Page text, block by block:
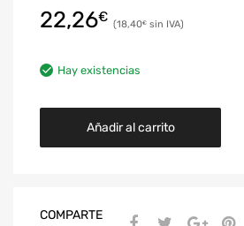
22,26€ 18,40€
Hay existencias
Añadir al carrito
COMPARTE